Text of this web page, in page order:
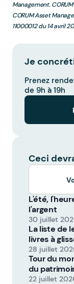
Management. CORUM
CORUM Asset
11000012 du 14 avril
Je
Prenez
de 9h à 19h
Ceci
L'été,
l'argent
30 juillet
La liste de
livres à
28 juillet
Tour du
du
22 juillet